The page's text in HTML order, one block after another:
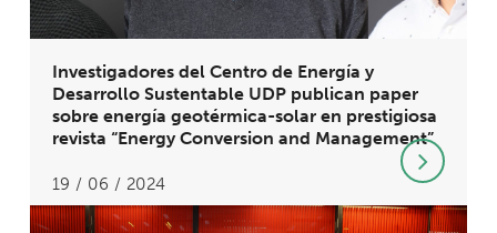
Investigadores del Centro de Energía y
Desarrollo Sustentable UDP publican paper
sobre energía geotérmica-solar en prestigiosa
revista “Energy Conversion and Management”
19 / 06 / 2024